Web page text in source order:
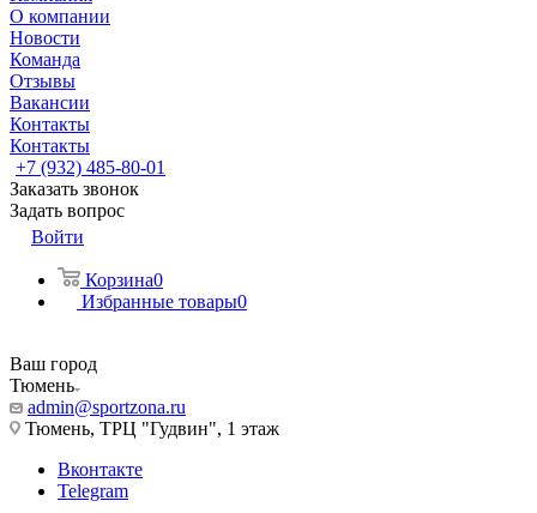
О компании
Новости
Команда
Отзывы
Вакансии
Контакты
Контакты
+7 (932) 485-80-01
Заказать звонок
Задать вопрос
Войти
Корзина0
Избранные товары0
Ваш город
Тюмень
admin@sportzona.ru
Тюмень, ТРЦ "Гудвин", 1 этаж
Вконтакте
Telegram